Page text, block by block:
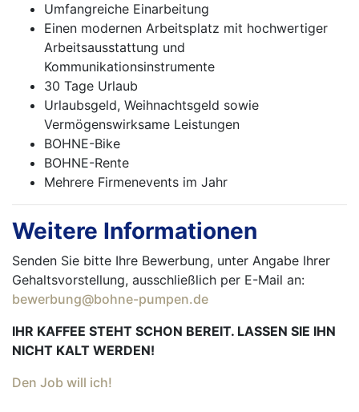
Umfangreiche Einarbeitung
Einen modernen Arbeitsplatz mit hochwertiger
Arbeitsausstattung und
Kommunikationsinstrumente
30 Tage Urlaub
Urlaubsgeld, Weihnachtsgeld sowie
Vermögenswirksame Leistungen
BOHNE-Bike
BOHNE-Rente
Mehrere Firmenevents im Jahr
Weitere Informationen
Senden Sie bitte Ihre Bewerbung, unter Angabe Ihrer
Gehaltsvorstellung, ausschließlich per E-Mail an:
bewerbung@bohne-pumpen.de
IHR KAFFEE STEHT SCHON BEREIT. LASSEN SIE IHN
NICHT KALT WERDEN!
Den Job will ich!